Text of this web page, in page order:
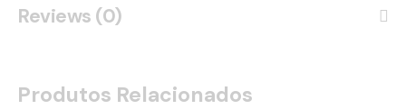
Reviews (0)
Produtos Relacionados